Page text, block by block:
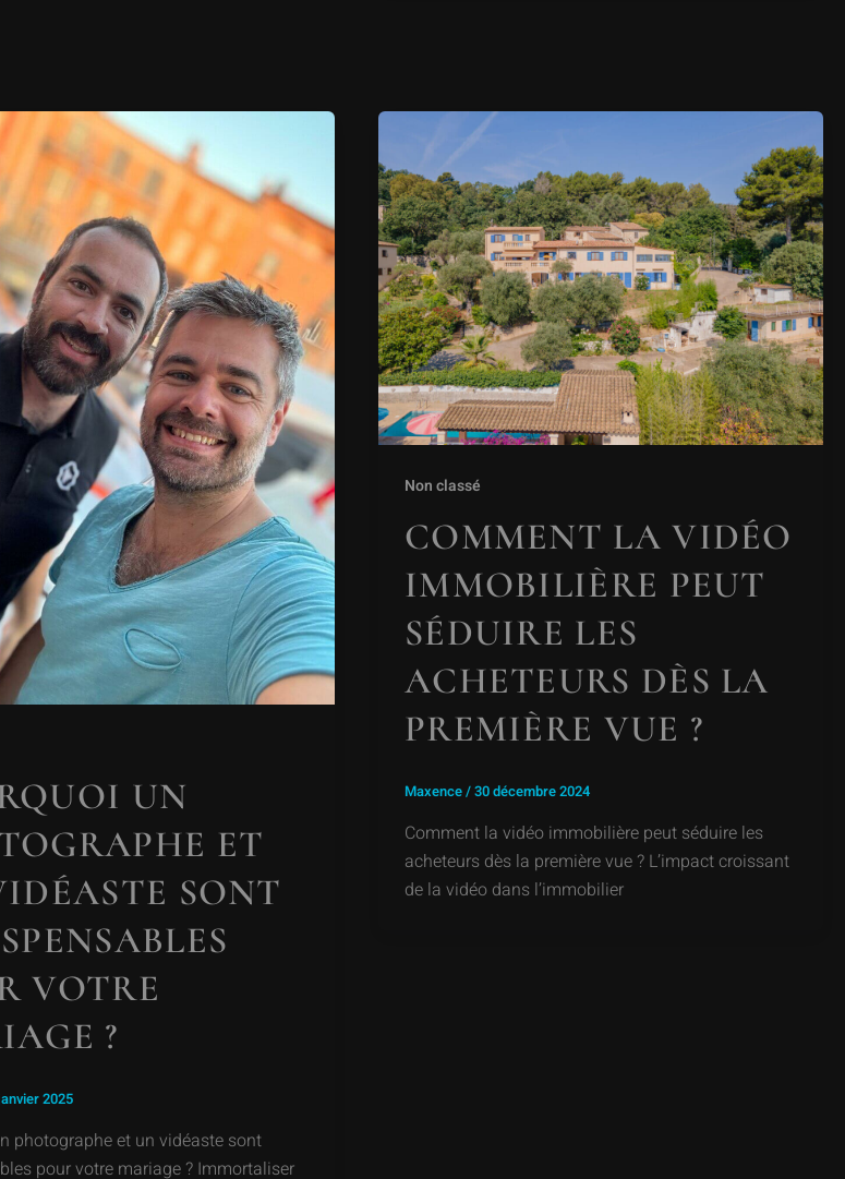
UN
ET
SONT
VOTRE
?
2025
photographe et un vidéaste sont
pour votre mariage ? Immortaliser
Non classé
COMMENT LA VIDÉO
IMMOBILIÈRE PEUT
SÉDUIRE LES
ACHETEURS DÈS LA
PREMIÈRE VUE ?
Maxence/30 décembre 2024
Comment la vidéo immobilière peut séduire les
acheteurs dès la première vue ? L’impact croissant
de la vidéo dans l’immobilier